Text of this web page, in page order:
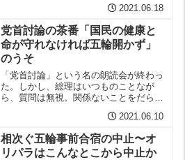
観客危険最小」「入れるなら厳しく」普
通そうでしょそれとも政府や組織委は５
千人入れた方が安心安全と...
2021.06.18
党首討論の茶番「国民の健康と
命が守れなければ五輪開かず」
のうそ
「党首討論」という名の朗読会が終わっ
た。しかし、総理はいつものことなが
ら、質問は無視。関係ないことをだらだ
はコロナ禍、新しいのは「そんなこと聞
いてないよ！」の野党議員のヤジがない
ことくらいか。これは先の国...
2021.06.10
相次ぐ五輪事前合宿の中止〜オ
リパラはこんなとこから中止か